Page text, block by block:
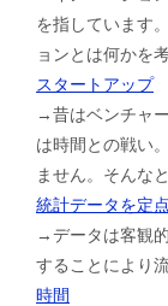
を指しています
ョンとは何かを
スタートアップ
→昔はベンチャ
は時間との戦い
ません。そんな
統計データを定
→データは客観
することにより
時間